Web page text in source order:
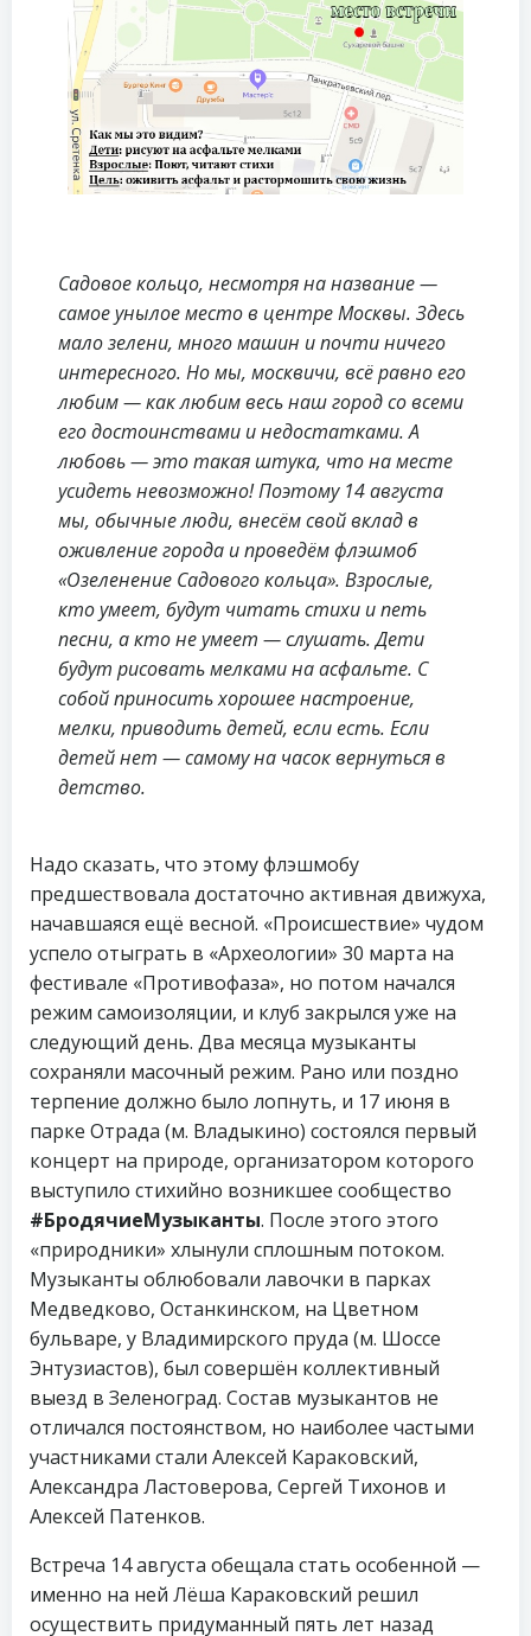
Садовое кольцо, несмотря на название —
самое унылое место в центре Москвы. Здесь
мало зелени, много машин и почти ничего
интересного. Но мы, москвичи, всё равно его
любим — как любим весь наш город со всеми
его достоинствами и недостатками. А
любовь — это такая штука, что на месте
усидеть невозможно! Поэтому 14 августа
мы, обычные люди, внесём свой вклад в
оживление города и проведём флэшмоб
«Озеленение Садового кольца». Взрослые,
кто умеет, будут читать стихи и петь
песни, а кто не умеет — слушать. Дети
будут рисовать мелками на асфальте. С
собой приносить хорошее настроение,
мелки, приводить детей, если есть. Если
детей нет — самому на часок вернуться в
детство.
Надо сказать, что этому флэшмобу
предшествовала достаточно активная движуха,
начавшаяся ещё весной. «Происшествие» чудом
успело отыграть в «Археологии» 30 марта на
фестивале «Противофаза», но потом начался
режим самоизоляции, и клуб закрылся уже на
следующий день. Два месяца музыканты
сохраняли масочный режим. Рано или поздно
терпение должно было лопнуть, и 17 июня в
парке Отрада (м. Владыкино) состоялся первый
концерт на природе, организатором которого
выступило стихийно возникшее сообщество
#БродячиеМузыканты. После этого этого
«природники» хлынули сплошным потоком.
Музыканты облюбовали лавочки в парках
Медведково, Останкинском, на Цветном
бульваре, у Владимирского пруда (м. Шоссе
Энтузиастов), был совершён коллективный
выезд в Зеленоград. Состав музыкантов не
отличался постоянством, но наиболее частыми
участниками стали Алексей Караковский,
Александра Ластоверова, Сергей Тихонов и
Алексей Патенков.
Встреча 14 августа обещала стать особенной —
именно на ней Лёша Караковский решил
осуществить придуманный пять лет назад